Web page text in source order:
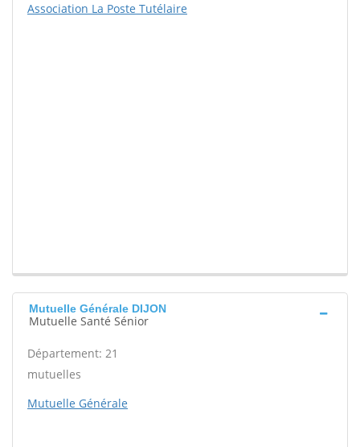
Association La Poste Tutélaire
Mutuelle Générale DIJON
Mutuelle Santé Sénior
Département: 21
mutuelles
Mutuelle Générale